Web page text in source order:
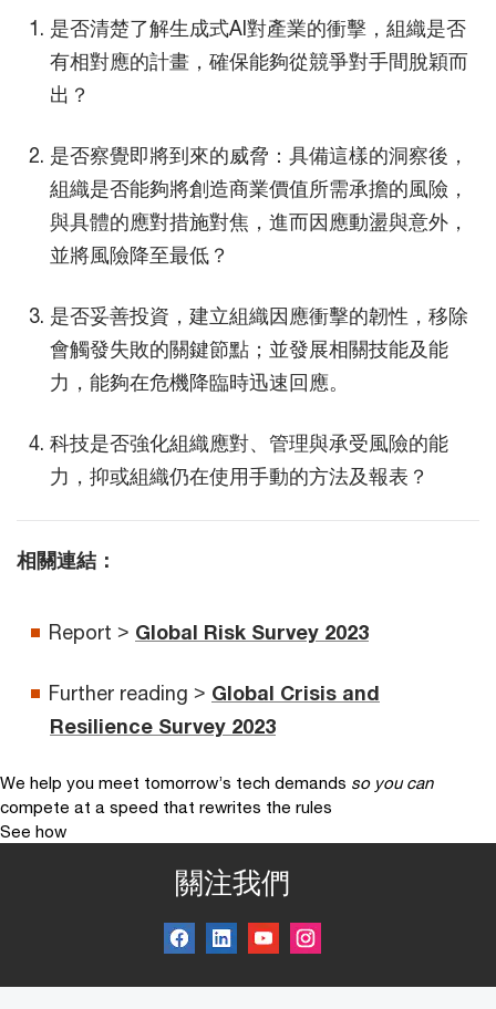
是否清楚了解生成式AI對產業的衝擊，組織是否
有相對應的計畫，確保能夠從競爭對手間脫穎而
出？
是否察覺即將到來的威脅：具備這樣的洞察後，
組織是否能夠將創造商業價值所需承擔的風險，
與具體的應對措施對焦，進而因應動盪與意外，
並將風險降至最低？
是否妥善投資，建立組織因應衝擊的韌性，移除
會觸發失敗的關鍵節點；並發展相關技能及能
力，能夠在危機降臨時迅速回應。
科技是否強化組織應對、管理與承受風險的能
力，抑或組織仍在使用手動的方法及報表？
相關連結：
Report > Global Risk Survey 2023
Further reading > Global Crisis and
Resilience Survey 2023
We help you meet tomorrow’s tech demands so you can
compete at a speed that rewrites the rules
See how
關注我們